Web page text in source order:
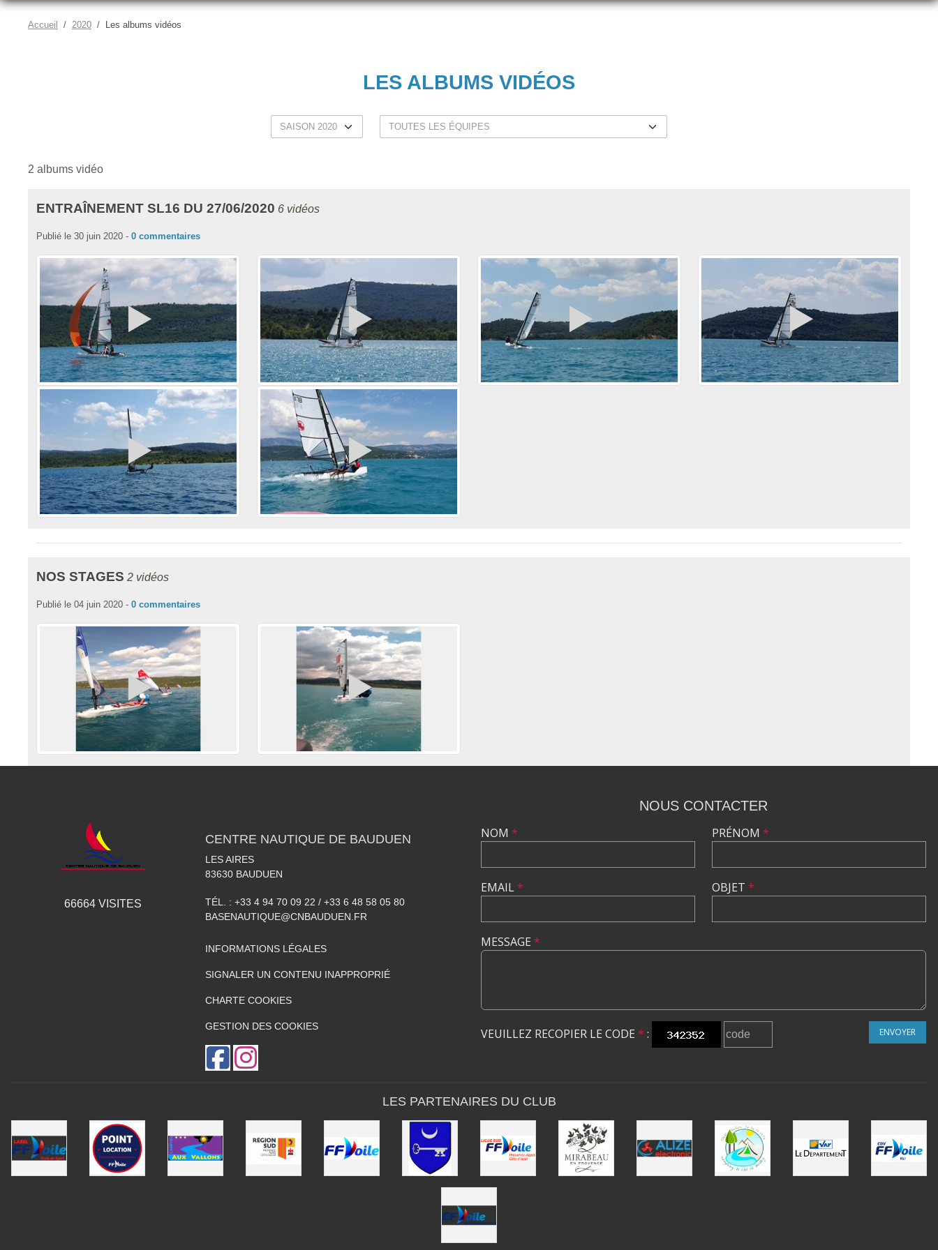
Accueil 2020 Les albums vidéos
LES ALBUMS VIDÉOS
2 albums vidéo
ENTRAÎNEMENT SL16 DU 27/06/2020 6 vidéos
Publié le 30 juin 2020 - 0 commentaires
NOS STAGES 2 vidéos
Publié le 04 juin 2020 - 0 commentaires
66664VISITES
CENTRE NAUTIQUE DE BAUDUEN
LES AIRES
83630 BAUDUEN
TÉL. : +33 4 94 70 09 22 / +33 6 48 58 05 80
BASENAUTIQUE@CNBAUDUEN.FR
INFORMATIONS LÉGALES
SIGNALER UN CONTENU INAPPROPRIÉ
CHARTE COOKIES
GESTION DES COOKIES
NOUS CONTACTER
NOM *
EMAIL*
PRÉNOM *
OBJET *
MESSAGE *
VEUILLEZ RECOPIER LE CODE * : ENVOYER
LES PARTENAIRES DU CLUB